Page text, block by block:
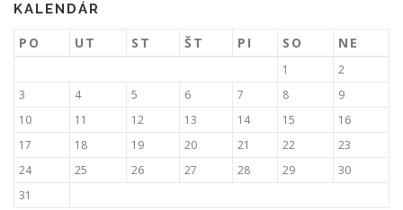
KALENDÁR
PO UT ST ŠT PI SO NE
1
2
3
4 5 6 7 8
9
10
11 12 13 14 15
16
17
18 19 20 21 22
23
24
25 26 27 28 29
30
31